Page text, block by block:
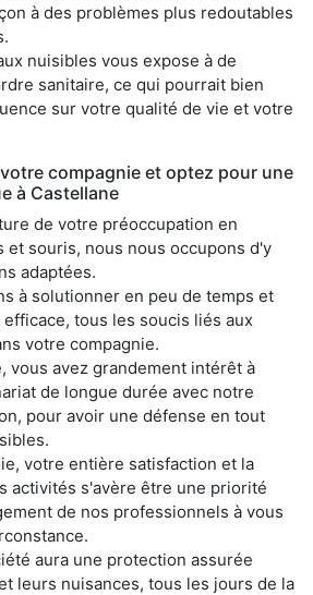
à des problèmes plus redoutables
nuisibles vous expose à de
sanitaire, ce qui pourrait bien
sur votre qualité de vie et votre
compagnie et optez pour une
à Castellane
de votre préoccupation en
et souris, nous nous occupons d'y
adaptées.
à solutionner en peu de temps et
tous les soucis liés aux
votre compagnie.
vous avez grandement intérêt à
de longue durée avec notre
pour avoir une défense en tout
votre entière satisfaction et la
activités s'avère être une priorité
de nos professionnels à vous
aura une protection assurée
leurs nuisances, tous les jours de la